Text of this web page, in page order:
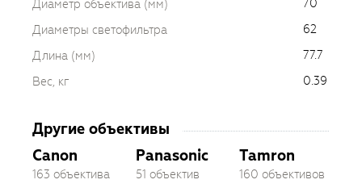
Диаметр объектива (мм)
70
Диаметры светофильтра
62
Длина (мм)
77.7
Вес, кг
0.39
Другие объективы
Canon
163 объектива
Panasonic
51 объектив
Tamron
160 объективов